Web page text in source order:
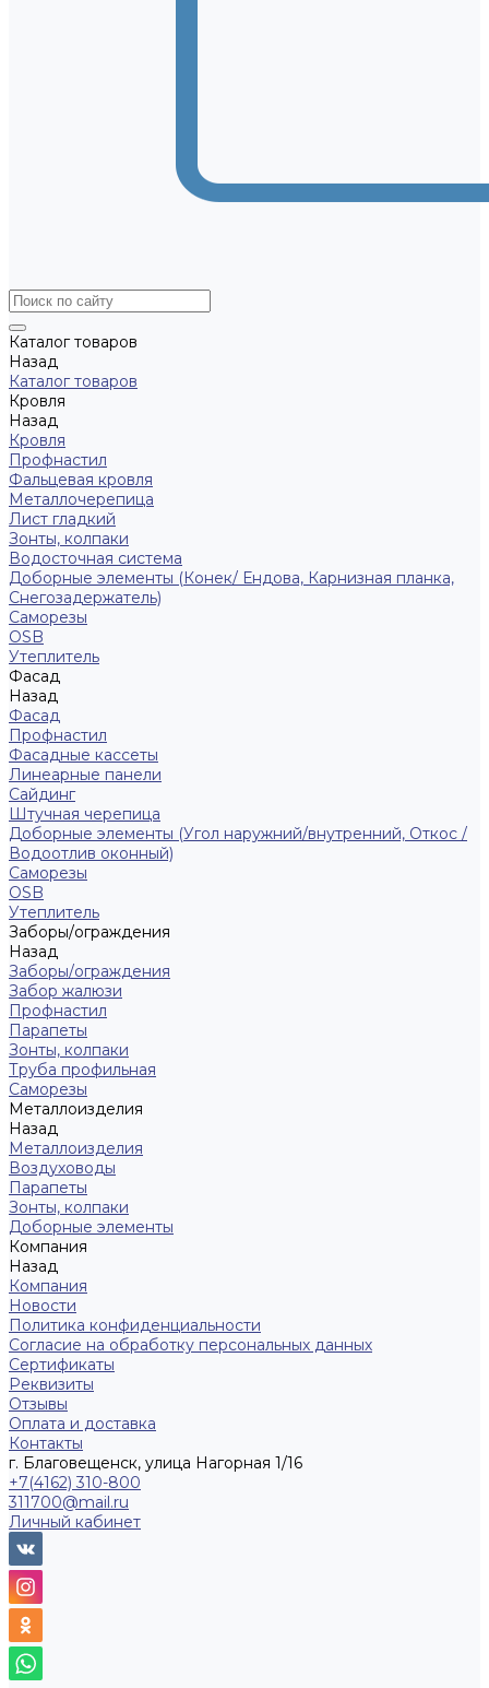
Каталог товаров
Назад
Каталог товаров
Кровля
Назад
Кровля
Профнастил
Фальцевая кровля
Металлочерепица
Лист гладкий
Зонты, колпаки
Водосточная система
Доборные элементы (Конек/ Ендова, Карнизная планка,
Снегозадержатель)
Саморезы
ОSB
Утеплитель
Фасад
Назад
Фасад
Профнастил
Фасадные кассеты
Линеарные панели
Сайдинг
Штучная черепица
Доборные элементы (Угол наружний/внутренний, Откос /
Водоотлив оконный)
Саморезы
OSB
Утеплитель
Заборы/ограждения
Назад
Заборы/ограждения
Забор жалюзи
Профнастил
Парапеты
Зонты, колпаки
Труба профильная
Саморезы
Металлоизделия
Назад
Металлоизделия
Воздуховоды
Парапеты
Зонты, колпаки
Доборные элементы
Компания
Назад
Компания
Новости
Политика конфиденциальности
Согласие на обработку персональных данных
Сертификаты
Реквизиты
Отзывы
Оплата и доставка
Контакты
г. Благовещенск, улица Нагорная 1/16
+7(4162) 310-800
311700@mail.ru
Личный кабинет